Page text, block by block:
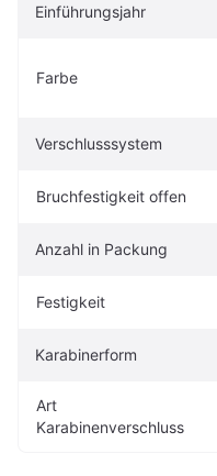
Einführungsjahr
Farbe
Verschlusssystem
Bruchfestigkeit offen
Anzahl in Packung
Festigkeit
Karabinerform
Art
Karabinenverschluss